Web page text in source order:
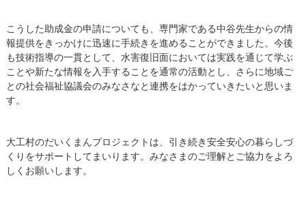
こうした助成金の申請についても、専門家である中谷先生からの情
報提供をきっかけに迅速に手続きを進めることができました。今後
も技術指導の一貫として、水害復旧面においては実践を通じて学ぶ
ことや新たな情報を入手することを通常の活動とし、さらに地域ご
との社会福祉協議会のみなさなと連携をはかっていきたいと思いま
す。
大工村のだいくまんプロジェクトは、引き続き安全安心の暮らしづ
くりをサポートしてまいります。みなさまのご理解とご協力をよろ
しくお願いします。